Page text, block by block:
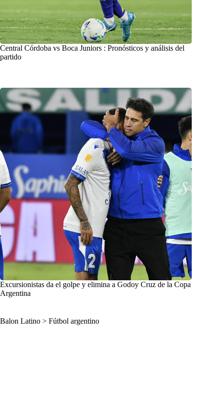
Central Córdoba vs Boca Juniors : Pronósticos y análisis del
partido
Excursionistas da el golpe y elimina a Godoy Cruz de la Copa
Argentina
Balon Latino > Fútbol argentino